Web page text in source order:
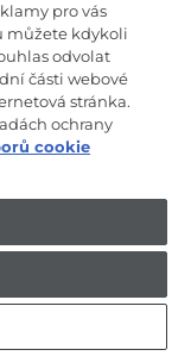
- SÍDLO
(Monza Brianza) -
Eden Fumagalli
č. 20/A-22 -
- Fax:
€ plně splacený -
Brianza-Lodi
správní
společnosti Candy
pro vás
můžete kdykoli
odvolat
části webové
stránka.
ochrany
cookie